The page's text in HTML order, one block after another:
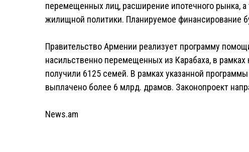
перемещенных лиц, расширение ипотечного рынка, а
жилищной политики. Планируемое финансирование
Правительство Армении реализует программу
насильственно перемещенных из Карабаха, в
получили 6125 семей. В рамках указанной
выплачено более 6 млрд. драмов. Законопроект
News.am